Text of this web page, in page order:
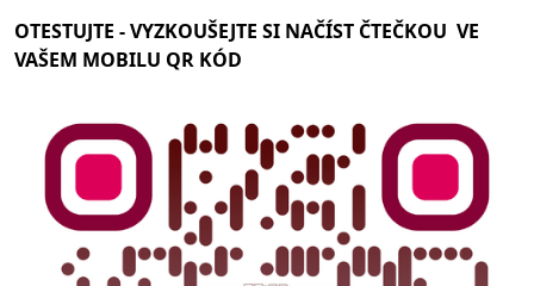
OTESTUJTE -VYZKOUŠEJTE SI NAČÍST ČTEČKOU VE
VAŠEM MOBILU QR KÓD